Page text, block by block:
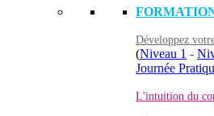
Développez
(Niveau 1 -
Journée
L'intuition du